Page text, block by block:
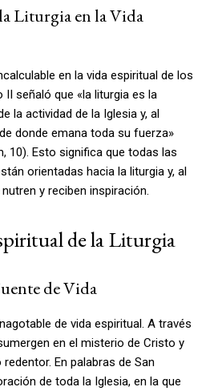
Liturgia en la Vida
en la vida espiritual de los
señaló que «la liturgia es la
la actividad de la Iglesia y, al
donde emana toda su fuerza»
10). Esto significa que todas las
orientadas hacia la liturgia y, al
y reciben inspiración.
de la Liturgia
de Vida
de vida espiritual. A través
en el misterio de Cristo y
En palabras de San
de toda la Iglesia, en la que